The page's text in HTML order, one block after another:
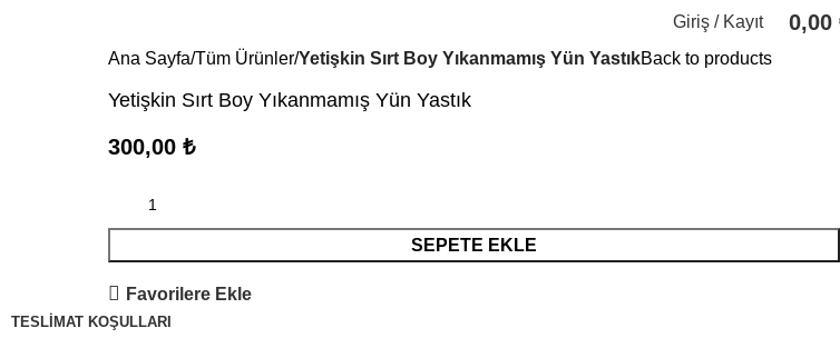
Giriş / Kayıt 0,00
Ana Sayfa Tüm Ürünler Yetişkin Sırt Boy Yıkanmamış Yün YastıkBack to products
Yetişkin Sırt Boy Yıkanmamış Yün Yastık
300,00 ₺
SEPETE EKLE
Favorilere Ekle
TESLIMAT KOŞULLARI